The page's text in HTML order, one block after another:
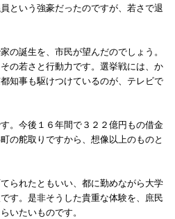
という強豪だったのですが、若さで退
の誕生を、市民が望んだのでしょう。
の若さと行動力です。選挙戦には、か
知事も駆けつけているのが、テレビで
。今後１６年間で３２２億円もの借金
の舵取りですから、想像以上のものと
られたともいい、都に勤めながら大学
す。是非そうした貴重な体験を、庶民
いたいものです。